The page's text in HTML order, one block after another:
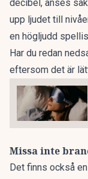
decibel, anses
upp ljudet till
en högljudd
Har du redan
eftersom det är
Missa inte
Det finns också